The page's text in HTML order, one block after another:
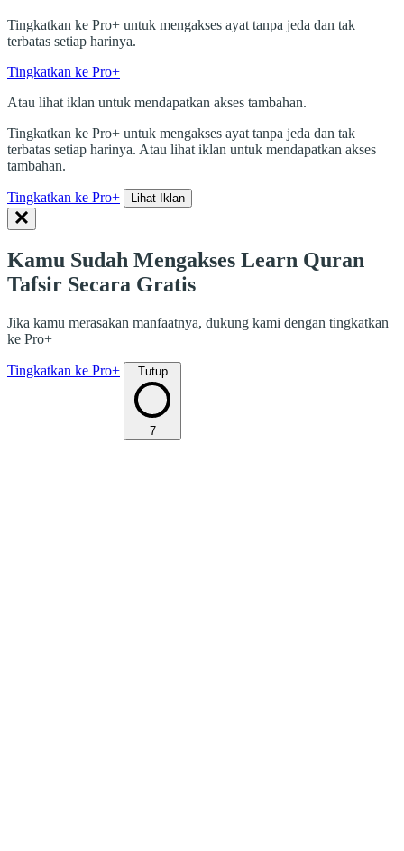
Tingkatkan ke Pro+ untuk mengakses ayat tanpa jeda dan tak
terbatas setiap harinya.
Tingkatkan ke Pro+
Atau lihat iklan untuk mendapatkan akses tambahan.
Tingkatkan ke Pro+ untuk mengakses ayat tanpa jeda dan tak
terbatas setiap harinya. Atau lihat iklan untuk mendapatkan akses
tambahan.
Tingkatkan ke Pro+ Lihat Iklan
Kamu Sudah Mengakses Learn Quran
Tafsir Secara Gratis
Jika kamu merasakan manfaatnya, dukung kami dengan tingkatkan
ke Pro+
Tingkatkan ke Pro+ Tutup
7